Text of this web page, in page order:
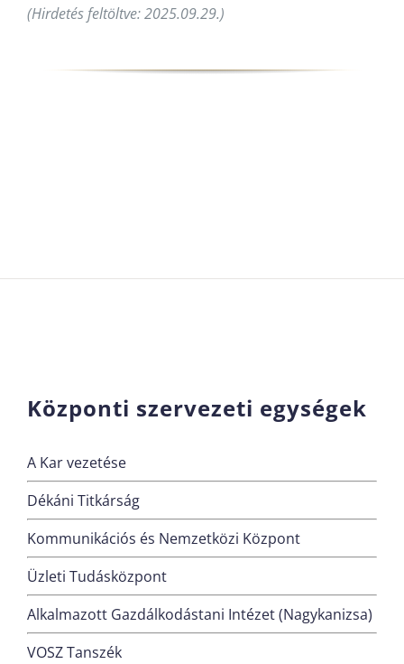
(Hirdetés feltöltve: 2025.09.29.)
Központi szervezeti egységek
A Kar vezetése
Dékáni Titkárság
Kommunikációs és Nemzetközi Központ
Üzleti Tudásközpont
Alkalmazott Gazdálkodástani Intézet (Nagykanizsa)
VOSZ Tanszék